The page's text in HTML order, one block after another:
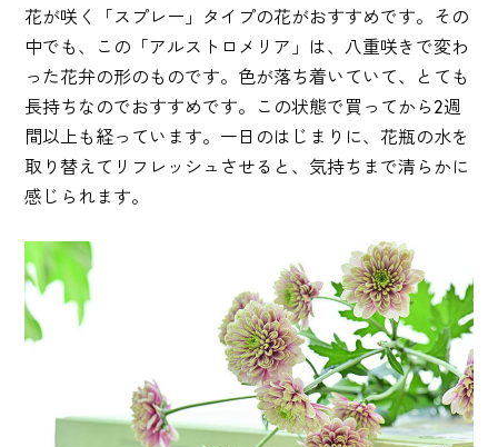
花が咲く「スプレー」タイプの花がおすすめです。その
中でも、この「アルストロメリア」は、八重咲きで変わ
った花弁の形のものです。色が落ち着いていて、とても
長持ちなのでおすすめです。この状態で買ってから2週
間以上も経っています。一日のはじまりに、花瓶の水を
取り替えてリフレッシュさせると、気持ちまで清らかに
感じられます。